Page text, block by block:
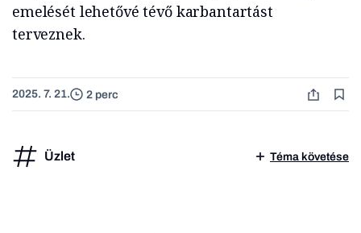
emelését lehetővé tévő karbantartást
terveznek.
2025. 7. 21. 2 perc
Üzlet Téma követése